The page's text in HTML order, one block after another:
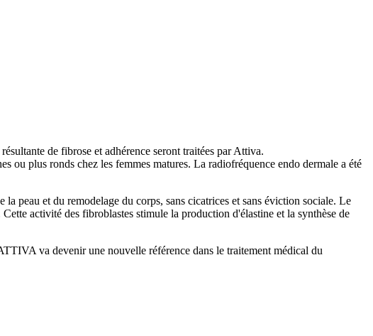
de fibrose et adhérence seront traitées par Attiva.
ou plus ronds chez les femmes matures. La radiofréquence endo dermale a été
peau et du remodelage du corps, sans cicatrices et sans éviction sociale. Le
activité des fibroblastes stimule la production d'élastine et la synthèse de
va devenir une nouvelle référence dans le traitement médical du